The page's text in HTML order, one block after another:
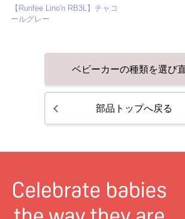
【Runfee Lino'n RB3L】チャコ
ールグレー
部品トップへ戻る
ベビーカーの種類を選び